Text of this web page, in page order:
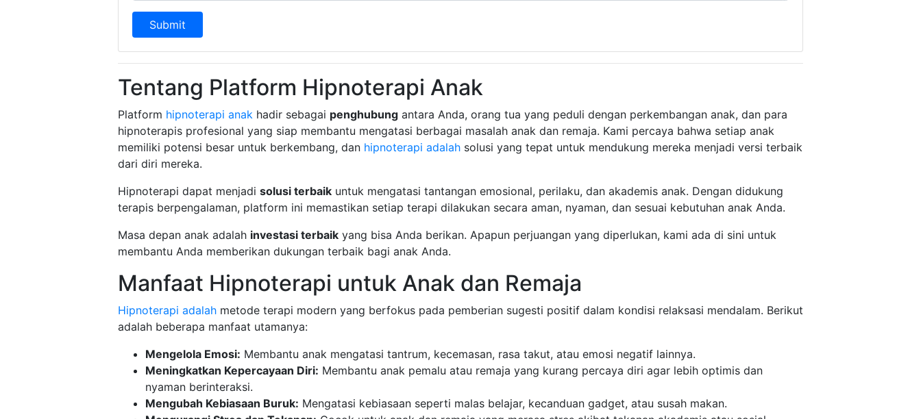
Submit
Tentang Platform Hipnoterapi Anak
Platform hipnoterapi anak hadir sebagai penghubung antara Anda, orang tua yang peduli dengan perkembangan anak, dan para
hipnoterapis profesional yang siap membantu mengatasi berbagai masalah anak dan remaja. Kami percaya bahwa setiap anak
memiliki potensi besar untuk berkembang, dan hipnoterapi adalah solusi yang tepat untuk mendukung mereka menjadi versi terbaik
dari diri mereka.
Hipnoterapi dapat menjadi solusi terbaik untuk mengatasi tantangan emosional, perilaku, dan akademis anak. Dengan didukung
terapis berpengalaman, platform ini memastikan setiap terapi dilakukan secara aman, nyaman, dan sesuai kebutuhan anak Anda.
Masa depan anak adalah investasi terbaik yang bisa Anda berikan. Apapun perjuangan yang diperlukan, kami ada di sini untuk
membantu Anda memberikan dukungan terbaik bagi anak Anda.
Manfaat Hipnoterapi untuk Anak dan Remaja
Hipnoterapi adalah metode terapi modern yang berfokus pada pemberian sugesti positif dalam kondisi relaksasi mendalam. Berikut
adalah beberapa manfaat utamanya:
Mengelola Emosi: Membantu anak mengatasi tantrum, kecemasan, rasa takut, atau emosi negatif lainnya.
Meningkatkan Kepercayaan Diri: Membantu anak pemalu atau remaja yang kurang percaya diri agar lebih optimis dan
nyaman berinteraksi.
Mengubah Kebiasaan Buruk: Mengatasi kebiasaan seperti malas belajar, kecanduan gadget, atau susah makan.